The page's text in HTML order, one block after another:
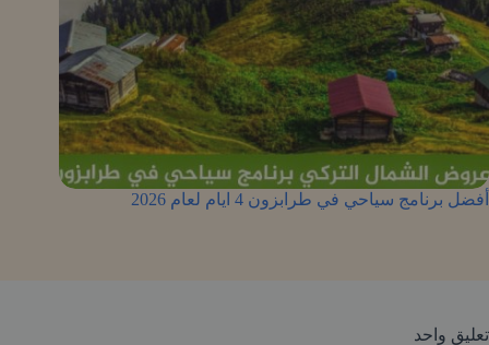
أفضل برنامج سياحي في طرابزون 4 ايام لعام 2026
تعليق واحد